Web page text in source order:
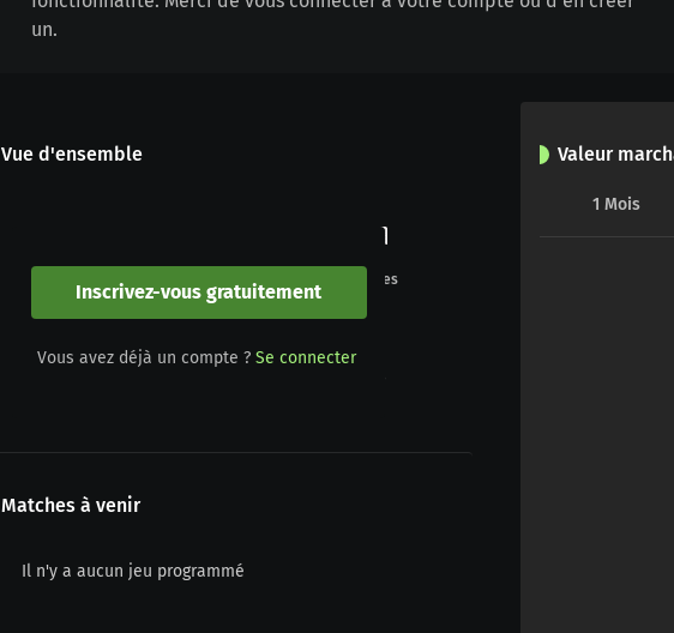
un.
Vue d'ensemble
Apparitions Penalties
Matches à venir
Il n'y a aucun jeu programmé
Valeur
1 Mois
Inscrivez-vous gratuitement
Vous avez déjà un compte ? Se connecter